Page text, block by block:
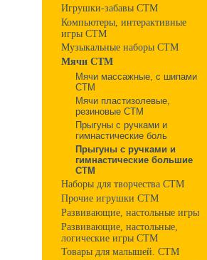
Игрушки-забавы СТМ
Компьютеры, интерактивные
игры СТМ
Музыкальные наборы СТМ
Мячи СТМ
Мячи массажные, с шипами
СТМ
Мячи пластизолевые,
резиновые СТМ
Прыгуны с ручками и
гимнастические боль
Прыгуны с ручками и
гимнастические большие
СТМ
Наборы для творчества СТМ
Прочие игрушки СТМ
Развивающие, настольные игры
Развивающие, настольные,
логические игры СТМ
Товары для малышей. СТМ